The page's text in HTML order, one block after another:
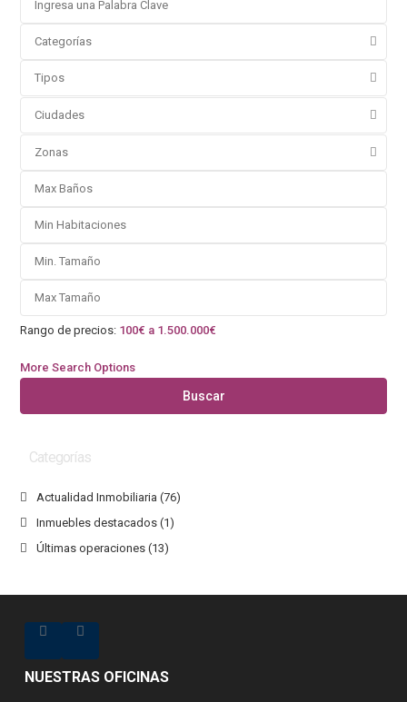
Categorías
Tipos
Ciudades
Zonas
Rango de precios: 100€ a 1.500.000€
More Search Options
Buscar
Categorías
Actualidad Inmobiliaria (76)
Inmuebles destacados (1)
Últimas operaciones (13)
NUESTRAS OFICINAS